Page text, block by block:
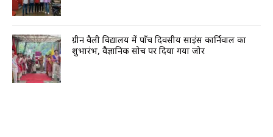
ग्रीन वैली विद्यालय में पाँच दिवसीय साइंस कार्निवाल का
शुभारंभ, वैज्ञानिक सोच पर दिया गया जोर